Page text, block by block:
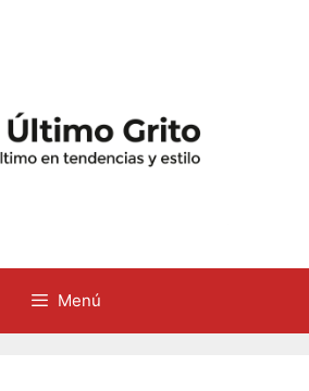
Menú